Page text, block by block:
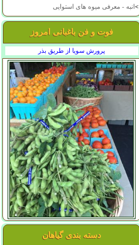
>انبه - معرفی میوه های استوایی
فوت و فن باغبانی امروز
پرورش سویا از طریق بذر
دسته بندی گیاهان